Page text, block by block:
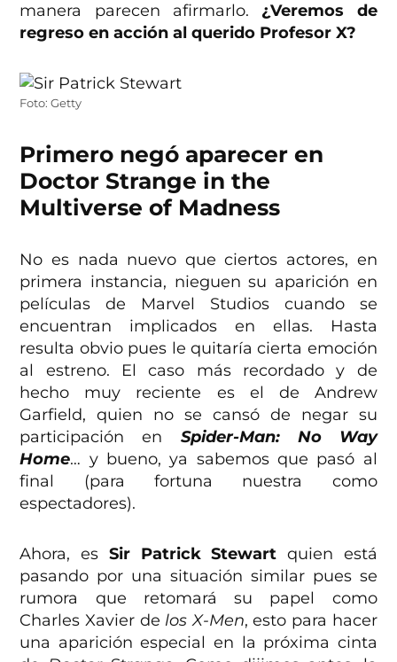
manera parecen afirmarlo. ¿Veremos de
regreso en acción al querido Profesor X?
Foto: Getty
Primero negó aparecer en
Doctor Strange in the
Multiverse of Madness
No es nada nuevo que ciertos actores, en
primera instancia, nieguen su aparición en
películas de Marvel Studios cuando se
encuentran implicados en ellas. Hasta
resulta obvio pues le quitaría cierta emoción
al estreno. El caso más recordado y de
hecho muy reciente es el de Andrew
Garfield, quien no se cansó de negar su
participación en Spider-Man: No Way
Home… y bueno, ya sabemos que pasó al
final (para fortuna nuestra como
espectadores).
Ahora, es Sir Patrick Stewart quien está
pasando por una situación similar pues se
rumora que retomará su papel como
Charles Xavier de los X-Men, esto para hacer
una aparición especial en la próxima cinta